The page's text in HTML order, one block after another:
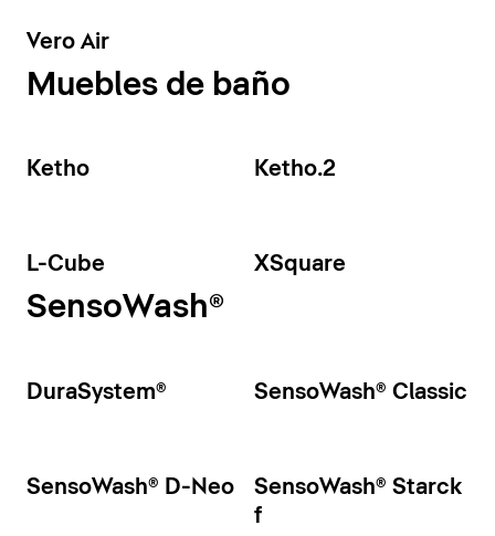
Vero Air
Muebles de baño
Ketho Ketho.2
L-Cube XSquare
SensoWash®
DuraSystem® SensoWash® Classic
SensoWash® D-Neo
SensoWash® Starck
f